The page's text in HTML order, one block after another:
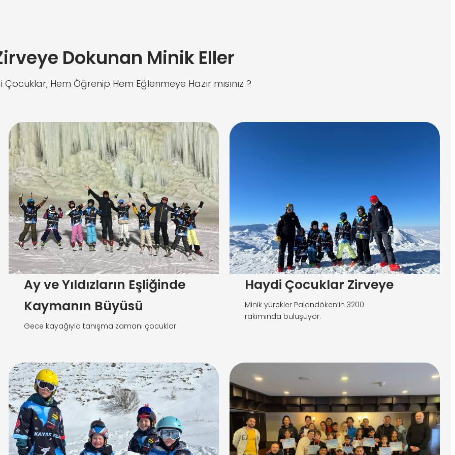
Dokunan Minik Eller
Çocuklar, Hem Öğrenip Hem Eğlenmeye Hazır mısınız ?
Ay ve Yıldızların Eşliğinde
Kaymanın Büyüsü
Gece kayağıyla tanışma zamanı çocuklar.
Haydi Çocuklar Zirveye
Minik yürekler Palandöken’in 3200
rakımında buluşuyor.